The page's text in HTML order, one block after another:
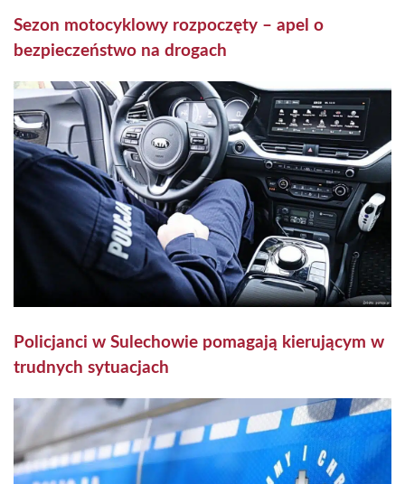
Sezon motocyklowy rozpoczęty – apel o
bezpieczeństwo na drogach
Policjanci w Sulechowie pomagają kierującym w
trudnych sytuacjach